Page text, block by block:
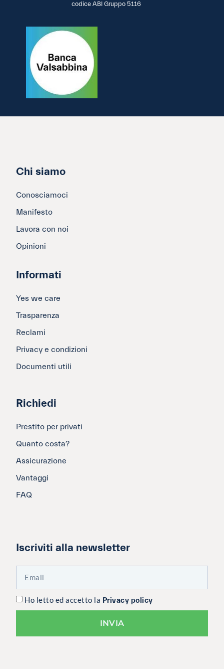
codice ABI Gruppo 5116
Chi siamo
Conosciamoci
Manifesto
Lavora con noi
Opinioni
Informati
Yes we care
Trasparenza
Reclami
Privacy e condizioni
Documenti utili
Richiedi
Prestito per privati
Quanto costa?
Assicurazione
Vantaggi
FAQ
Iscriviti alla newsletter
Ho letto ed accetto la Privacy policy
INVIA